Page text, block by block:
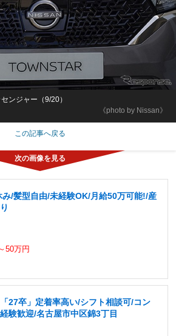
《photo by Nissan》
ンジャー（9/20）
この記事へ戻る
/髪型自由/未経験OK/月給50万可能!/産
50万円
27卒」定着率高い/シフト相談可/コン
験歓迎/名古屋市中区錦3丁目